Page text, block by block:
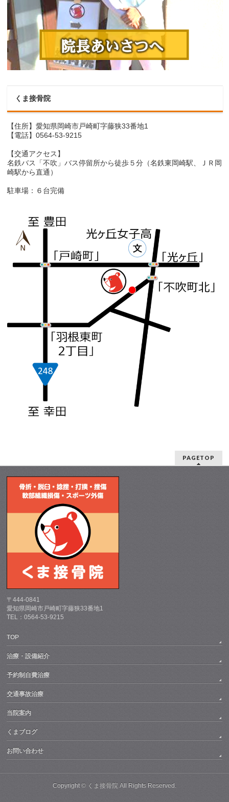
くま接骨院
【住所】愛知県岡崎市戸崎町字藤狭33番地1
【電話】0564-53-9215
【交通アクセス】
名鉄バス「不吹」バス停留所から徒歩５分（名鉄東岡崎駅、ＪＲ岡
崎駅から直通）
駐車場：６台完備
PAGETOP
〒444-0841
愛知県岡崎市戸崎町字藤狭33番地1
TEL：0564-53-9215
TOP
治療・設備紹介
予約制自費治療
交通事故治療
当院案内
くまブログ
お問い合わせ
Copyright © くま接骨院All Rights Reserved.